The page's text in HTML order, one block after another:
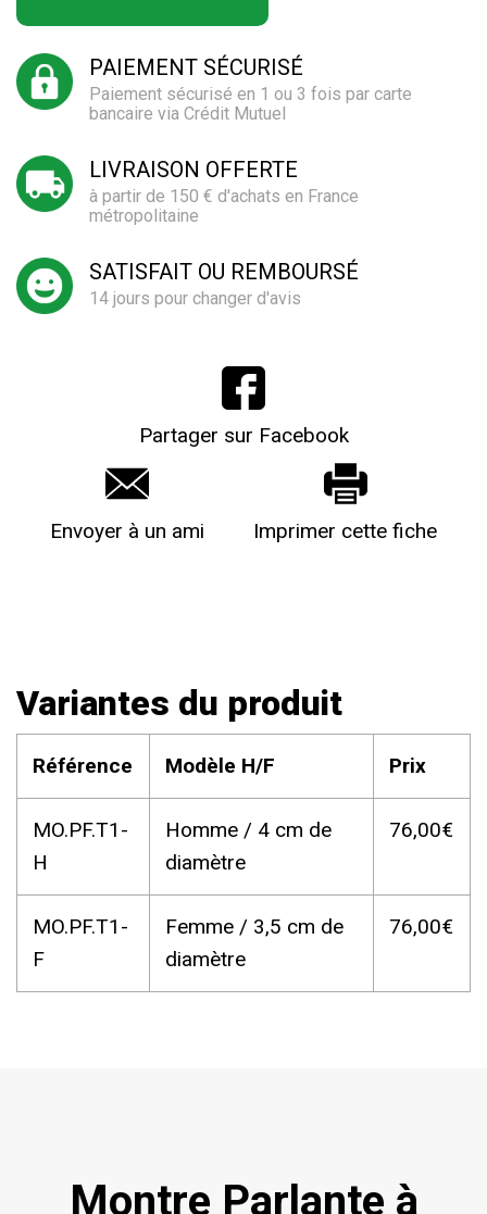
PAIEMENT SÉCURISÉ
Paiement sécurisé en 1 ou 3 fois par carte
bancaire via Crédit Mutuel
LIVRAISON OFFERTE
à partir de 150 € d'achats en France
métropolitaine
SATISFAIT OU REMBOURSÉ
14 jours pour changer d'avis
Partager sur Facebook
Envoyer à un ami Imprimer cette fiche
Variantes du produit
Référence Modèle H/F Prix
MO.PF.T1-
H
Homme / 4 cm de
diamètre
76,00€
MO.PF.T1-
F
Femme / 3,5 cm de
diamètre
76,00€
Montre Parlante à